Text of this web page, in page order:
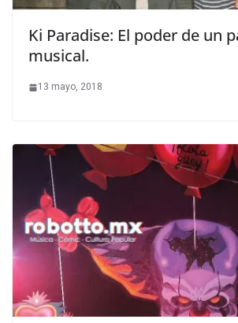
Ki Paradise: El poder de un
musical.
13 mayo, 2018